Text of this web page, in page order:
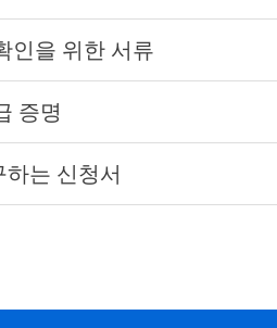
인을 위한 서류
증명
는 신청서